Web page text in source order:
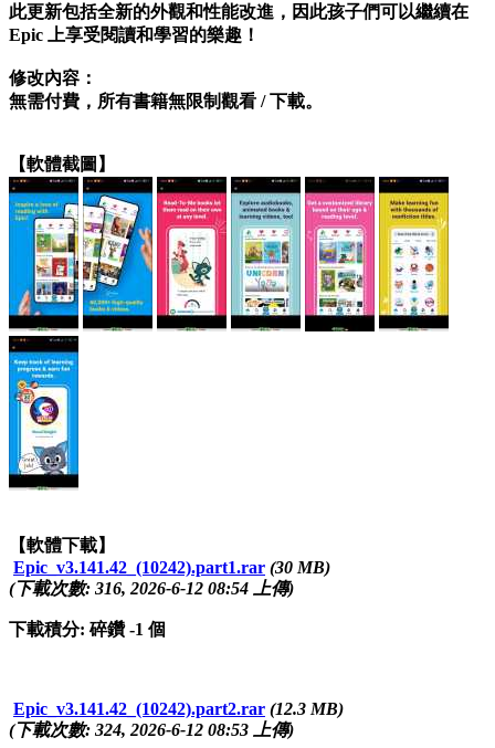
此更新包括全新的外觀和性能改進，因此孩子們可以繼續在
Epic 上享受閱讀和學習的樂趣！
修改內容：
無需付費，所有書籍無限制觀看 / 下載。
【軟體截圖】
【軟體下載】
Epic_v3.141.42_(10242).part1.rar (30 MB)
(下載次數: 316, 2026-6-12 08:54 上傳)
下載積分: 碎鑽 -1 個
Epic_v3.141.42_(10242).part2.rar (12.3 MB)
(下載次數: 324, 2026-6-12 08:53 上傳)